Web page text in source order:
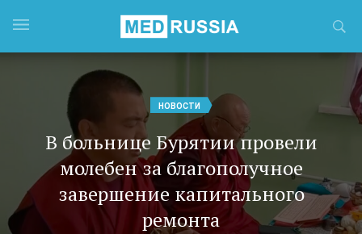
НОВОСТИ
В больнице Бурятии провели
молебен за благополучное
завершение капитального
ремонта